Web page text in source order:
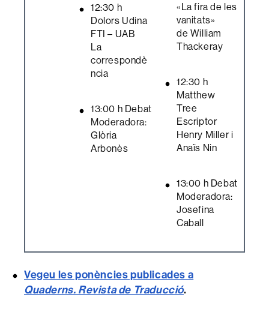
12:30 h
Dolors Udina
FTI – UAB
La
correspondè
ncia
13:00 h Debat
Moderadora:
Glòria
Arbonès
«La fira de les
vanitats»
de William
Thackeray
12:30 h
Matthew
Tree
Escriptor
Henry Miller i
Anaïs Nin
13:00 h Debat
Moderadora:
Josefina
Caball
Vegeu les ponències publicades a
Quaderns. Revista de Traducció.